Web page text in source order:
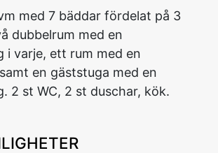
med 7 bäddar fördelat på 3
dubbelrum med en
i varje, ett rum med en
en gäststuga med en
2 st WC, 2 st duschar, kök.